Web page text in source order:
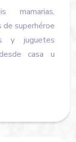
mamarias,
de superhéroe
y juguetes
casa u